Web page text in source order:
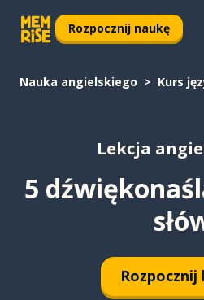
Rozpocznij naukę
Nauka angielskiego Kurs
Lekcja
5
Rozpocznij